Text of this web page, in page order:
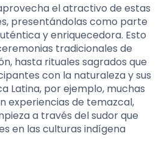
el atractivo de estas
presentándolas como parte
y enriquecedora. Esto
tradicionales de
hasta rituales sagrados que
con la naturaleza y sus
Latina, por ejemplo, muchas
experiencias de temazcal,
a través del sudor que
en las culturas indígena